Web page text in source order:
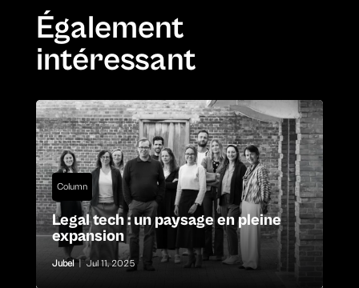
Également
intéressant
Column
Legal tech : un paysage en pleine
expansion
Jubel | Jul 11, 2025